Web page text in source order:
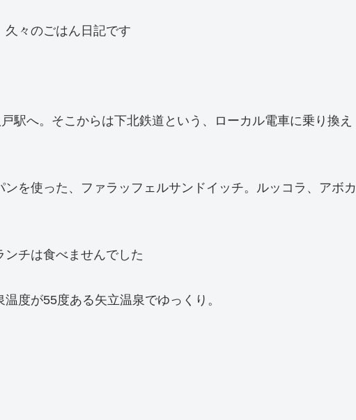
久々のごはん日記です
駅へ。そこからは下北鉄道という、ローカル電車に乗り換え
を使った、ファラッフェルサンドイッチ。ルッコラ、アボカ
チは食べませんでした
度が55度ある矢立温泉でゆっくり。